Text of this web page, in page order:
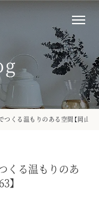
くる温もりのある空間【岡山
くる温もりのあ
】